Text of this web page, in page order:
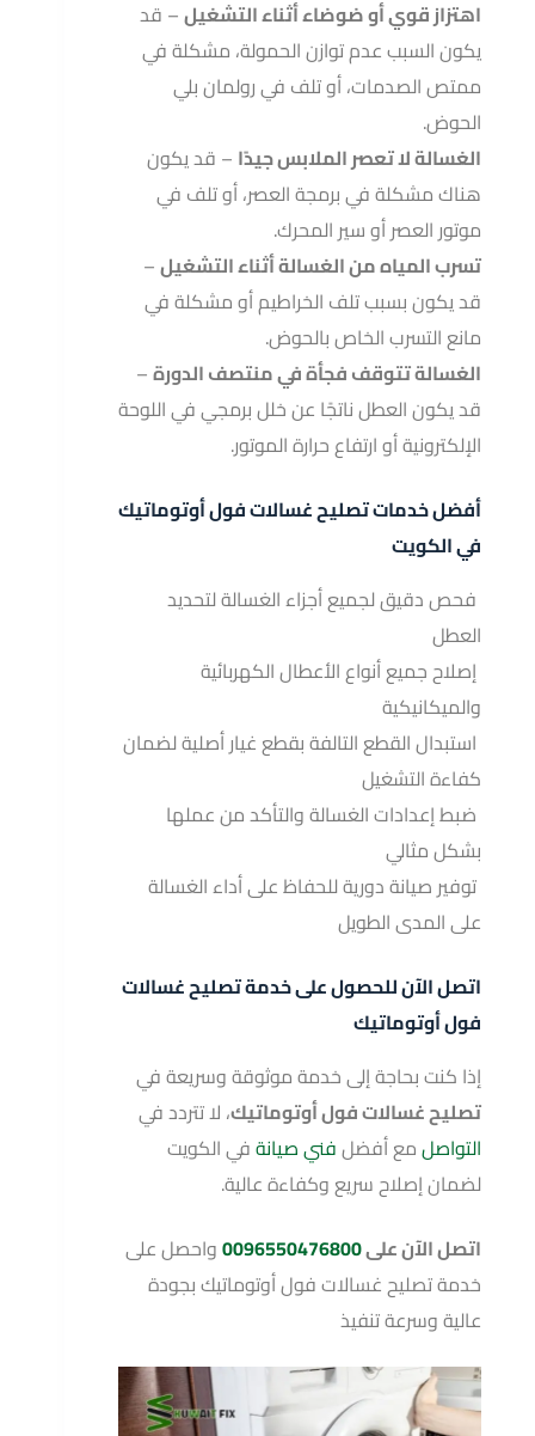
اهتزاز قوي أو ضوضاء أثناء التشغيل– قد
يكون السبب عدم توازن الحمولة، مشكلة في
ممتص الصدمات، أو تلف في رولمان بلي
الحوض.
الغسالة لا تعصر الملابس جيدًا – قد يكون
هناك مشكلة في برمجة العصر، أو تلف في
موتور العصر أو سير المحرك.
تسرب المياه من الغسالة أثناء التشغيل–
قد يكون بسبب تلف الخراطيم أو مشكلة في
مانع التسرب الخاص بالحوض.
الغسالة تتوقف فجأة في منتصف الدورة–
قد يكون العطل ناتجًا عن خلل برمجي في اللوحة
الإلكترونية أو ارتفاع حرارة الموتور.
أفضل خدمات تصليح غسالات فول أوتوماتيك
في الكويت
فحص دقيق لجميع أجزاء الغسالة لتحديد
العطل
إصلاح جميع أنواع الأعطال الكهربائية
والميكانيكية
استبدال القطع التالفة بقطع غيار أصلية لضمان
كفاءة التشغيل
ضبط إعدادات الغسالة والتأكد من عملها
بشكل مثالي
توفير صيانة دورية للحفاظ على أداء الغسالة
على المدى الطويل
اتصل الآن للحصول على خدمة تصليح غسالات
فول أوتوماتيك
إذا كنت بحاجة إلى خدمة موثوقة وسريعة في
تصليح غسالات فول أوتوماتيك، لا تتردد في
التواصلمع أفضلفني صيانةفي الكويت
لضمان إصلاح سريع وكفاءة عالية.
اتصل الآن على0096550476800واحصل على
خدمة تصليح غسالات فول أوتوماتيك بجودة
عالية وسرعة تنفيذ